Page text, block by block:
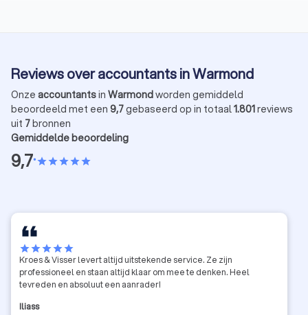
Reviews over accountants in Warmond
Onze accountantsin Warmondworden gemiddeld
beoordeeld met een 9,7gebaseerd op in totaal1.801reviews
uit 7bronnen
Gemiddelde beoordeling
9,7•starstarstarstarstar
starstarstarstarstar
Kroes & Visser levert altijd uitstekende service. Ze zijn
professioneel en staan altijd klaar om mee te denken. Heel
tevreden en absoluut een aanrader!
Iliass